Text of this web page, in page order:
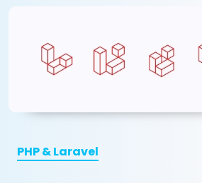
PHP & Laravel